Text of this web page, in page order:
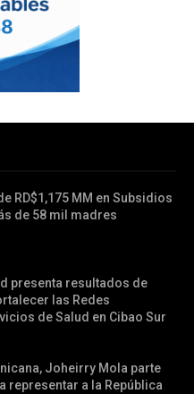
RD$1,175 MM en Subsidios
de 58 mil madres
presenta resultados de
las Redes
de Salud en Cibao Sur
Joheirry Mola parte
representar a la República